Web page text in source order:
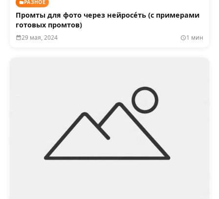
РАЗНОЕ
Промты для фото через нейросéть (с примерами
готовых промтов)
29 мая, 2024 1 мин